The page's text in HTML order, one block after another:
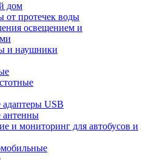
дом
от протечек воды
освещением и
и наушники
USB
антенны
и мониторинг для автобусов и